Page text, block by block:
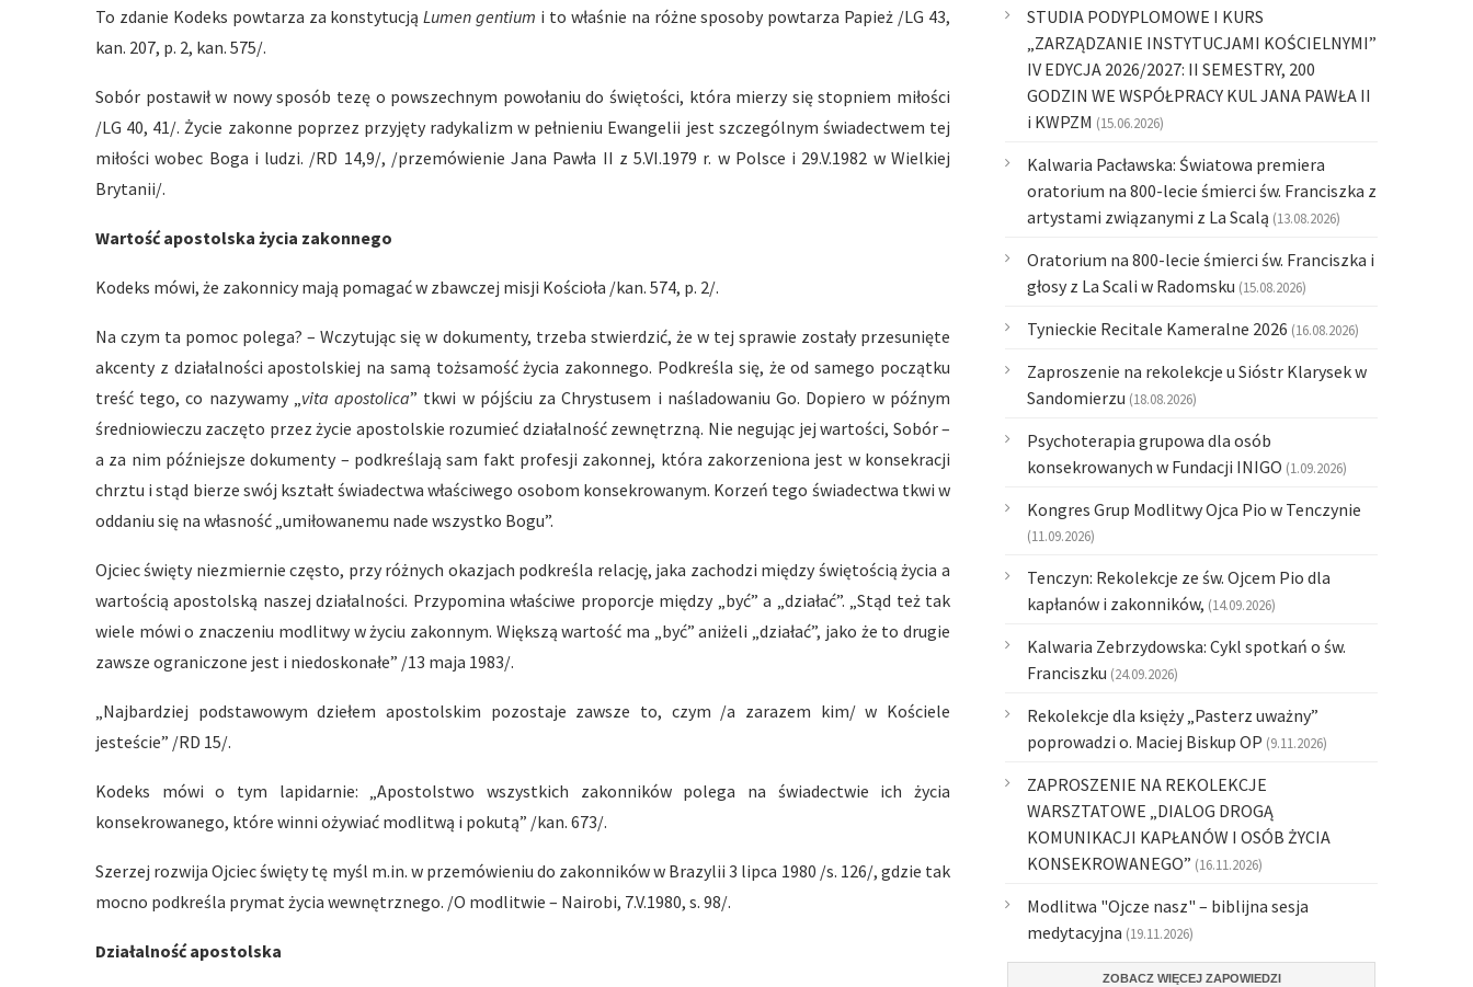
To zdanie Kodeks powtarza za konstytucjąLumen gentium i to właśnie na różne sposoby powtarza Papież /LG 43,
kan. 207, p. 2, kan. 575/.
Sobór postawił w nowy sposób tezę o powszechnym powołaniu do świętości, która mierzy się stopniem miłości
/LG 40, 41/. Życie zakonne poprzez przyjęty radykalizm w pełnieniu Ewangelii jest szczególnym świadectwem tej
miłości wobec Boga i ludzi. /RD 14,9/, /przemówienie Jana Pawła II z 5.VI.1979 r. w Polsce i 29.V.1982 w Wielkiej
Brytanii/.
Wartość apostolska życia zakonnego
Kodeks mówi, że zakonnicy mają pomagać w zbawczej misji Kościoła /kan. 574, p. 2/.
Na czym ta pomoc polega? – Wczytując się w dokumenty, trzeba stwierdzić, że w tej sprawie zostały przesunięte
akcenty z działalności apostolskiej na samą tożsamość życia zakonnego. Podkreśla się, że od samego początku
treść tego, co nazywamy „vita apostolica” tkwi w pójściu za Chrystusem i naśladowaniu Go. Dopiero w późnym
średniowieczu zaczęto przez życie apostolskie rozumieć działalność zewnętrzną. Nie negując jej wartości, Sobór –
a za nim późniejsze dokumenty – podkreślają sam fakt profesji zakonnej, która zakorzeniona jest w konsekracji
chrztu i stąd bierze swój kształt świadectwa właściwego osobom konsekrowanym. Korzeń tego świadectwa tkwi w
oddaniu się na własność „umiłowanemu nade wszystko Bogu”.
Ojciec święty niezmiernie często, przy różnych okazjach podkreśla relację, jaka zachodzi między świętością życia a
wartością apostolską naszej działalności. Przypomina właściwe proporcje między „być” a „działać”. „Stąd też tak
wiele mówi o znaczeniu modlitwy w życiu zakonnym. Większą wartość ma „być” aniżeli „działać”, jako że to drugie
zawsze ograniczone jest i niedoskonałe” /13 maja 1983/.
„Najbardziej podstawowym dziełem apostolskim pozostaje zawsze to, czym /a zarazem kim/ w Kościele
jesteście” /RD 15/.
Kodeks mówi o tym lapidarnie: „Apostolstwo wszystkich zakonników polega na świadectwie ich życia
konsekrowanego, które winni ożywiać modlitwą i pokutą” /kan. 673/.
Szerzej rozwija Ojciec święty tę myśl m.in. w przemówieniu do zakonników w Brazylii 3 lipca 1980 /s. 126/, gdzie tak
mocno podkreśla prymat życia wewnętrznego. /O modlitwie – Nairobi, 7.V.1980, s. 98/.
Działalność apostolska
STUDIA PODYPLOMOWE I KURS
„ZARZĄDZANIE INSTYTUCJAMI KOŚCIELNYMI”
IV EDYCJA 2026/2027: II SEMESTRY, 200
GODZIN WE WSPÓŁPRACY KUL JANA PAWŁA II
i KWPZM (15.06.2026)
Kalwaria Pacławska: Światowa premiera
oratorium na 800-lecie śmierci św. Franciszka z
artystami związanymi z La Scalą (13.08.2026)
Oratorium na 800-lecie śmierci św. Franciszka i
głosy z La Scali w Radomsku (15.08.2026)
Tynieckie Recitale Kameralne 2026 (16.08.2026)
Zaproszenie na rekolekcje u Sióstr Klarysek w
Sandomierzu (18.08.2026)
Psychoterapia grupowa dla osób
konsekrowanych w Fundacji INIGO (1.09.2026)
Kongres Grup Modlitwy Ojca Pio w Tenczynie
(11.09.2026)
Tenczyn: Rekolekcje ze św. Ojcem Pio dla
kapłanów i zakonników, (14.09.2026)
Kalwaria Zebrzydowska: Cykl spotkań o św.
Franciszku (24.09.2026)
Rekolekcje dla księży „Pasterz uważny”
poprowadzi o. Maciej Biskup OP (9.11.2026)
ZAPROSZENIE NA REKOLEKCJE
WARSZTATOWE „DIALOG DROGĄ
KOMUNIKACJI KAPŁANÓW I OSÓB ŻYCIA
KONSEKROWANEGO” (16.11.2026)
Modlitwa "Ojcze nasz" – biblijna sesja
medytacyjna (19.11.2026)
ZOBACZ WIĘCEJ ZAPOWIEDZI